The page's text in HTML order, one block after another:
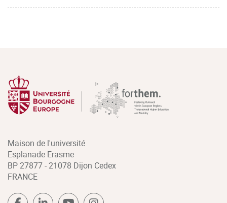
Maison de l'université
Esplanade Erasme
BP 27877 - 21078 Dijon Cedex
FRANCE